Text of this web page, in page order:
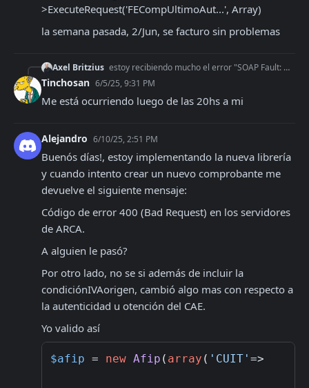
>ExecuteRequest('FECompUltimoAut...', Array)
la semana pasada, 2/Jun, se facturo sin problemas
Axel Britzius estoy recibiendo mucho el error "SOAP Fault: HTTP Could not connect to host", de ratos funciona y de a ratos no. Que puede ser? Hay algo q pueda hacer para evit
Tinchosan 6/5/25, 9:31 PM
Me está ocurriendo luego de las 20hs a mi
Alejandro 6/10/25, 2:51 PM
Buenós días!, estoy implementando la nueva librería
y cuando intento crear un nuevo comprobante me
devuelve el siguiente mensaje:
Código de error 400 (Bad Request) en los servidores
de ARCA.
A alguien le pasó?
Por otro lado, no se si además de incluir la
condiciónIVAorigen, cambió algo mas con respecto a
la autenticidad u otención del CAE.
Yo valido así
$afip = new Afip ( array ( 'CUIT' =>